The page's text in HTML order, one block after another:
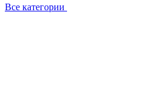
Все категории